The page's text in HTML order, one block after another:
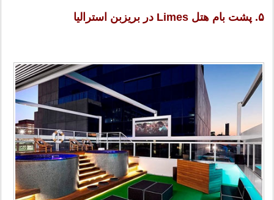
۵. پشت بام هتل Limes در بریزبن استرالیا